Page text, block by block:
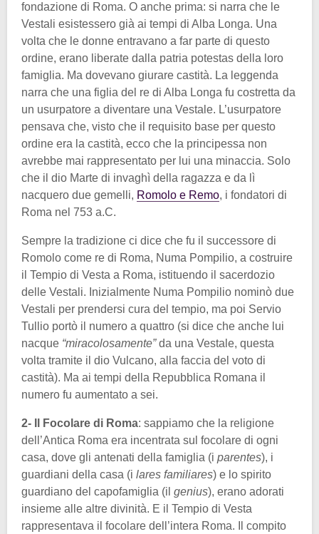
fondazione di Roma. O anche prima: si narra che le
Vestali esistessero già ai tempi di Alba Longa. Una
volta che le donne entravano a far parte di questo
ordine, erano liberate dalla patria potestas della loro
famiglia. Ma dovevano giurare castità. La leggenda
narra che una figlia del re di Alba Longa fu costretta da
un usurpatore a diventare una Vestale. L’usurpatore
pensava che, visto che il requisito base per questo
ordine era la castità, ecco che la principessa non
avrebbe mai rappresentato per lui una minaccia. Solo
che il dio Marte di invaghì della ragazza e da lì
nacquero due gemelli, Romolo e Remo, i fondatori di
Roma nel 753 a.C.
Sempre la tradizione ci dice che fu il successore di
Romolo come re di Roma, Numa Pompilio, a costruire
il Tempio di Vesta a Roma, istituendo il sacerdozio
delle Vestali. Inizialmente Numa Pompilio nominò due
Vestali per prendersi cura del tempio, ma poi Servio
Tullio portò il numero a quattro (si dice che anche lui
nacque “miracolosamente”da una Vestale, questa
volta tramite il dio Vulcano, alla faccia del voto di
castità). Ma ai tempi della Repubblica Romana il
numero fu aumentato a sei.
2- Il Focolare di Roma: sappiamo che la religione
dell’Antica Roma era incentrata sul focolare di ogni
casa, dove gli antenati della famiglia (i parentes), i
guardiani della casa (i lares familiares) e lo spirito
guardiano del capofamiglia (il genius), erano adorati
insieme alle altre divinità. E il Tempio di Vesta
rappresentava il focolare dell’intera Roma. Il compito